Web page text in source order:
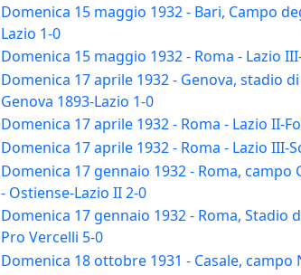
Domenica 15 maggio 1932 - Bari, Campo
Lazio 1-0
Domenica 15 maggio 1932 - Roma - Lazio
Domenica 17 aprile 1932 - Genova, stadio
Genova 1893-Lazio 1-0
Domenica 17 aprile 1932 - Roma - Lazio II-
Domenica 17 aprile 1932 - Roma - Lazio III-
Domenica 17 gennaio 1932 - Roma,
- Ostiense-Lazio II 2-0
Domenica 17 gennaio 1932 - Roma, Stadio
Pro Vercelli 5-0
Domenica 18 ottobre 1931 - Casale, campo